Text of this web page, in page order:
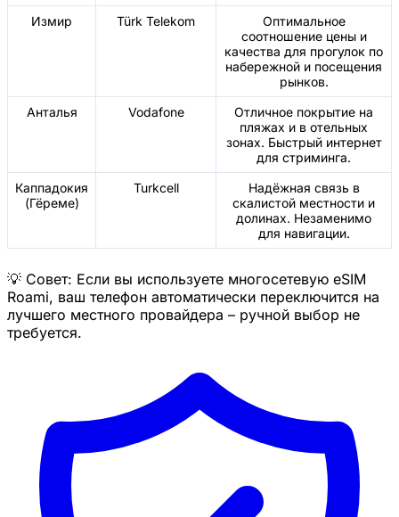
Измир
Türk Telekom
Оптимальное
соотношение цены и
качества для прогулок по
набережной и посещения
рынков.
Анталья
Vodafone
Отличное покрытие на
пляжах и в отельных
зонах. Быстрый интернет
для стриминга.
Каппадокия
(Гёреме)
Turkcell
Надёжная связь в
скалистой местности и
долинах. Незаменимо
для навигации.
💡 Совет: Если вы используете многосетевую eSIM
Roami, ваш телефон автоматически переключится на
лучшего местного провайдера – ручной выбор не
требуется.